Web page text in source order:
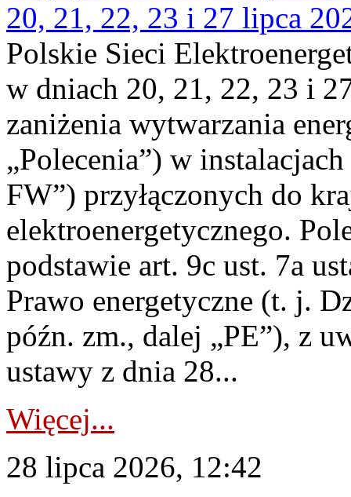
20, 21, 22, 23 i 27 lipca
Polskie Sieci
w dniach 20, 21, 22, 23 i
zaniżenia wytwarzania
„Polecenia”) w
FW”) przyłączonych do
elektroenergetycznego.
podstawie art. 9c ust. 7a
Prawo energetyczne (t. j.
późn. zm., dalej „PE”), z
ustawy z dnia 28...
Więcej...
28 lipca 2026, 12:42